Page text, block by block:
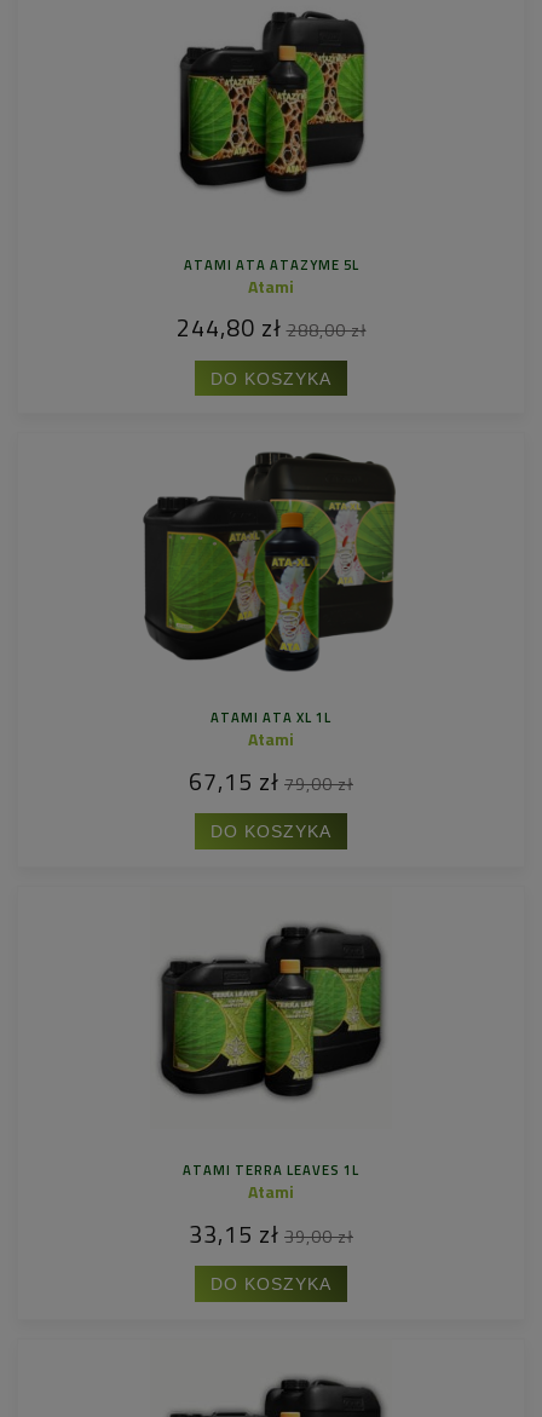
ATAMI ATA ATAZYME 5L
Atami
244,80 zł 288,00 zł
DO KOSZYKA
ATAMI ATA XL 1L
Atami
67,15 zł 79,00 zł
DO KOSZYKA
ATAMI TERRA LEAVES 1L
Atami
33,15 zł 39,00 zł
DO KOSZYKA